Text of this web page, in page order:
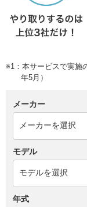
※1：本サービスで実施
年5月）
メーカー
モデル
年式